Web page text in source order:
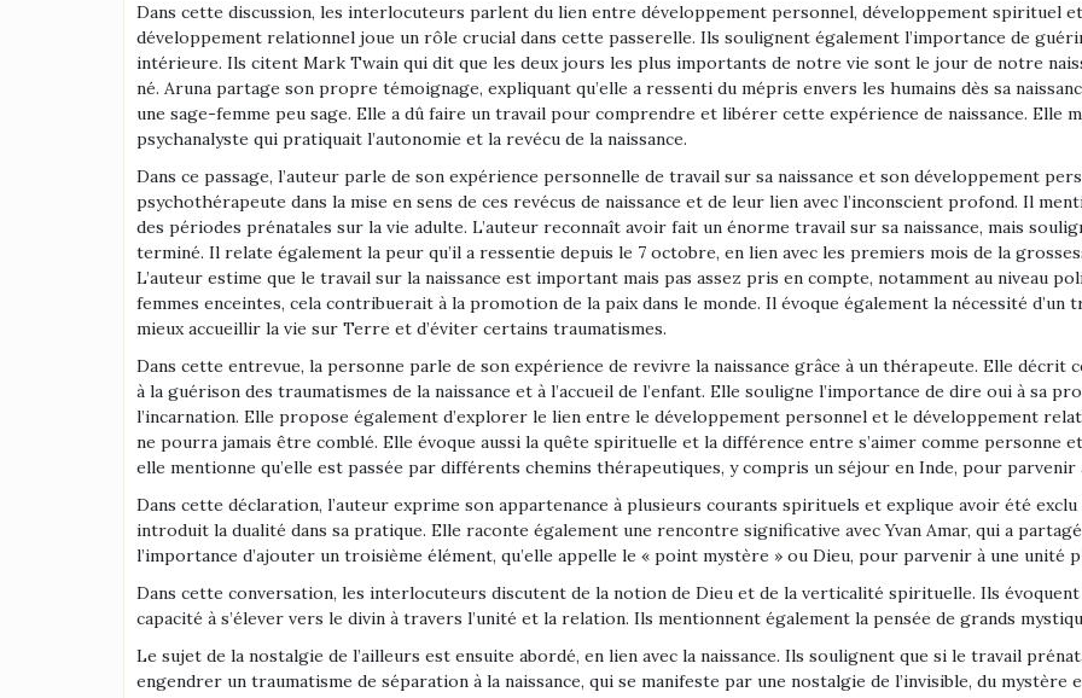
Dans cette discussion, les interlocuteurs parlent du lien entre développement personnel, développement spirituel
développement relationnel joue un rôle crucial dans cette passerelle. Ils soulignent également l’importance de
intérieure. Ils citent Mark Twain qui dit que les deux jours les plus importants de notre vie sont le jour de notre
né. Aruna partage son propre témoignage, expliquant qu’elle a ressenti du mépris envers les humains dès sa
une sage-femme peu sage. Elle a dû faire un travail pour comprendre et libérer cette expérience de naissance. Elle
psychanalyste qui pratiquait l’autonomie et la revécu de la naissance.
Dans ce passage, l’auteur parle de son expérience personnelle de travail sur sa naissance et son développement
psychothérapeute dans la mise en sens de ces revécus de naissance et de leur lien avec l’inconscient profond. Il
des périodes prénatales sur la vie adulte. L’auteur reconnaît avoir fait un énorme travail sur sa naissance, mais
terminé. Il relate également la peur qu’il a ressentie depuis le 7 octobre, en lien avec les premiers mois de la
L’auteur estime que le travail sur la naissance est important mais pas assez pris en compte, notamment au niveau
femmes enceintes, cela contribuerait à la promotion de la paix dans le monde. Il évoque également la nécessité d’un
mieux accueillir la vie sur Terre et d’éviter certains traumatismes.
Dans cette entrevue, la personne parle de son expérience de revivre la naissance grâce à un thérapeute. Elle décrit
à la guérison des traumatismes de la naissance et à l’accueil de l’enfant. Elle souligne l’importance de dire oui à sa
l’incarnation. Elle propose également d’explorer le lien entre le développement personnel et le développement
ne pourra jamais être comblé. Elle évoque aussi la quête spirituelle et la différence entre s’aimer comme personne
elle mentionne qu’elle est passée par différents chemins thérapeutiques, y compris un séjour en Inde, pour
Dans cette déclaration, l’auteur exprime son appartenance à plusieurs courants spirituels et explique avoir été
introduit la dualité dans sa pratique. Elle raconte également une rencontre significative avec Yvan Amar, qui a
l’importance d’ajouter un troisième élément, qu’elle appelle le « point mystère » ou Dieu, pour parvenir à une unité
Dans cette conversation, les interlocuteurs discutent de la notion de Dieu et de la verticalité spirituelle. Ils évoquent
capacité à s’élever vers le divin à travers l’unité et la relation. Ils mentionnent également la pensée de grands
Le sujet de la nostalgie de l’ailleurs est ensuite abordé, en lien avec la naissance. Ils soulignent que si le travail
engendrer un traumatisme de séparation à la naissance, qui se manifeste par une nostalgie de l’invisible, du mystère